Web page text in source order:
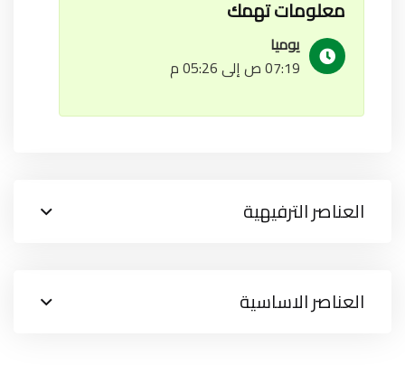
معلومات تهمك
يوميا
07:19 ص إلى 05:26 م
العناصر الترفيهية
العناصر الاساسية